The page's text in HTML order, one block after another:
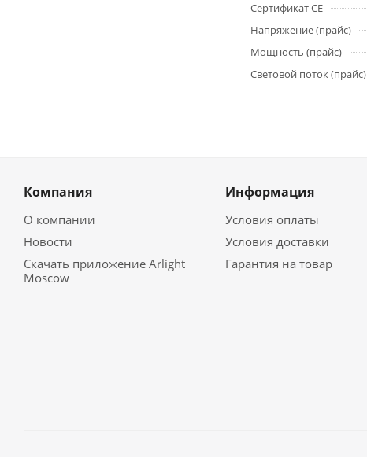
Сертификат CE
Напряжение (прайс)
Мощность (прайс)
Световой поток (прайс)
Компания
О компании
Новости
Скачать приложение Arlight
Moscow
Информация
Условия оплаты
Условия доставки
Гарантия на товар